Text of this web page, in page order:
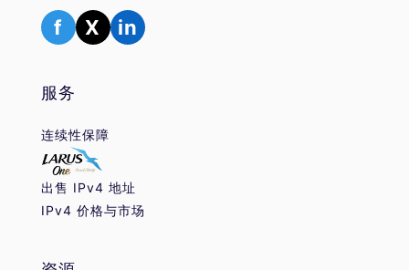
f X in
服务
连续性保障
出售 IPv4 地址
IPv4 价格与市场